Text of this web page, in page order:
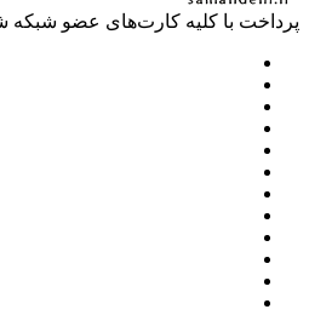
با کلیه کارت‌های عضو شبکه شتاب